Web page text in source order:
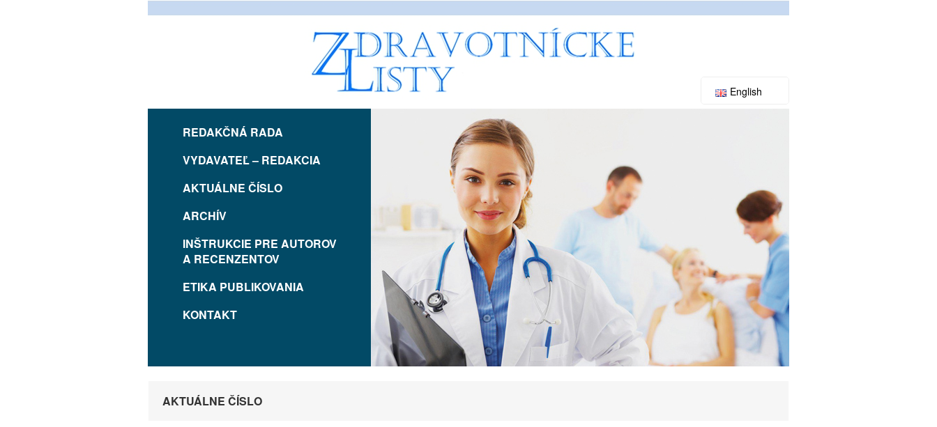
English
REDAKČNÁ RADA
VYDAVATEĽ – REDAKCIA
AKTUÁLNE ČÍSLO
ARCHÍV
INŠTRUKCIE PRE AUTOROV
A RECENZENTOV
ETIKA PUBLIKOVANIA
KONTAKT
AKTUÁLNE ČÍSLO